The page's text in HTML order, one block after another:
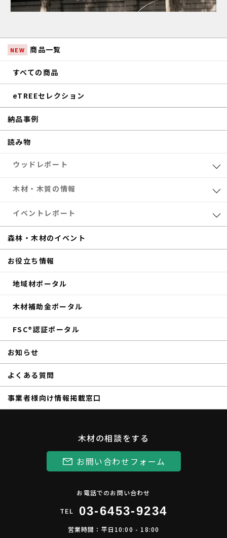
NEW 商品一覧
すべての商品
eTREEセレクション
納品事例
読み物
ウッドレポート
業界レポート
eTREEコラム
サステナブル
木材・木質の情報
森林・木材のお得情報
木材加工
補助金
商品紹介
イベントレポート
共催セミナー
eTREE TALK
森の未来会議
その他のイベントレポート
森林・木材のイベント
お役立ち情報
地域材ポータル
木材補助金ポータル
FSC®認証ポータル
お知らせ
よくある質問
事業者様向け情報掲載窓口
木材の相談をする
お問い合わせフォーム
お電話でのお問い合わせ
TEL 03-6453-9234
営業時間：平日10:00 - 18:00